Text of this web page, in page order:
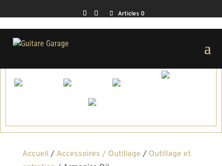
Articles 0
Accueil / Accessoires / Outillage / Outillage et